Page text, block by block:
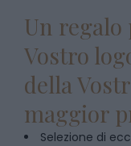
Un regalo
Vostro
della
maggior
Selezione di